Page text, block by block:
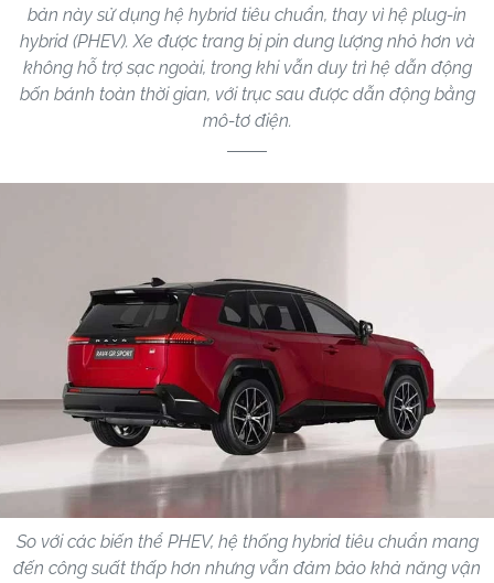
bản này sử dụng hệ hybrid tiêu chuẩn, thay vì hệ plug-in
hybrid (PHEV). Xe được trang bị pin dung lượng nhỏ hơn và
không hỗ trợ sạc ngoài, trong khi vẫn duy trì hệ dẫn động
bốn bánh toàn thời gian, với trục sau được dẫn động bằng
mô-tơ điện.
So với các biến thể PHEV, hệ thống hybrid tiêu chuẩn mang
đến công suất thấp hơn nhưng vẫn đảm bảo khả năng vận